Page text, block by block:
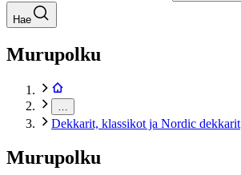
Hae
Murupolku
Dekkarit, klassikot ja Nordic dekkarit
Murupolku